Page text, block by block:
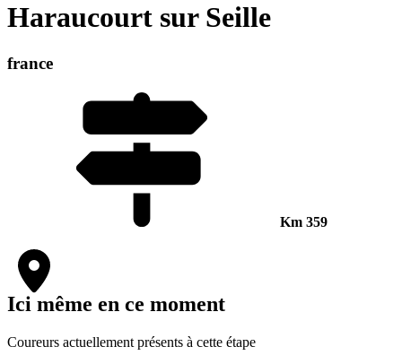
Haraucourt sur Seille
france
Km 359
Ici même en ce moment
Coureurs actuellement présents à cette étape